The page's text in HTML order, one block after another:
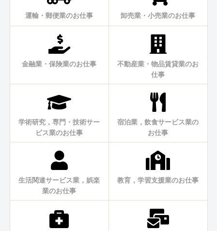
運輸・郵便業のお仕事 卸売業・小売業のお仕事
金融業・保険業のお仕事
不動産業・物品賃貸業のお
仕事
学術研究，専門・技術サー
ビス業のお仕事
宿泊業，飲食サービス業の
お仕事
生活関連サービス業，娯楽
業のお仕事
教育，学習支援業のお仕事